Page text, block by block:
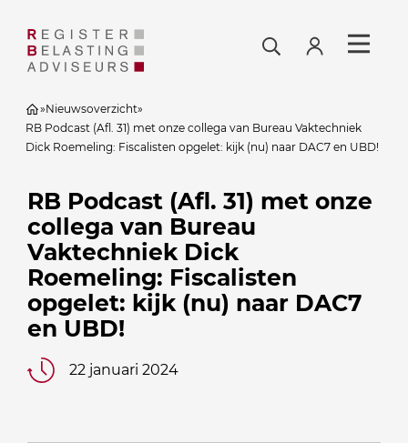
»Nieuwsoverzicht»
RB Podcast (Afl. 31) met onze collega van Bureau Vaktechniek
Dick Roemeling: Fiscalisten opgelet: kijk (nu) naar DAC7 en UBD!
RB Podcast (Afl. 31) met onze
collega van Bureau
Vaktechniek Dick
Roemeling: Fiscalisten
opgelet: kijk (nu) naar DAC7
en UBD!
22 januari 2024